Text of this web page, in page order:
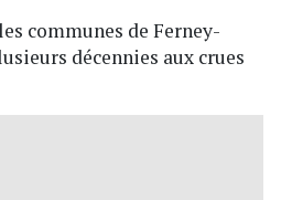
communes de Ferney-
décennies aux crues